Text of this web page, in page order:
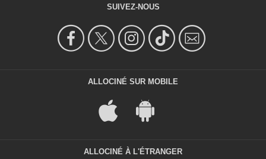
SUIVEZ-NOUS
ALLOCINÉ SUR MOBILE
ALLOCINÉ À L'ÉTRANGER